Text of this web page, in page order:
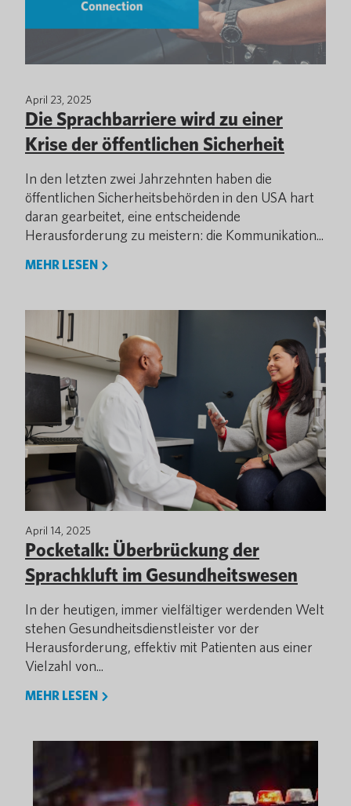
April 23, 2025
Die Sprachbarriere wird zu einer
Krise der öffentlichen Sicherheit
In den letzten zwei Jahrzehnten haben die
öffentlichen Sicherheitsbehörden in den USA hart
daran gearbeitet, eine entscheidende
Herausforderung zu meistern: die Kommunikation...
MEHR LESEN
April 14, 2025
Pocketalk: Überbrückung der
Sprachkluft im Gesundheitswesen
In der heutigen, immer vielfältiger werdenden Welt
stehen Gesundheitsdienstleister vor der
Herausforderung, effektiv mit Patienten aus einer
Vielzahl von...
MEHR LESEN